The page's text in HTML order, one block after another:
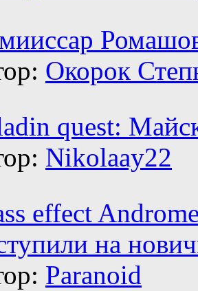
Окорок
quest:
Nikolaay22
effect
на
Paranoid